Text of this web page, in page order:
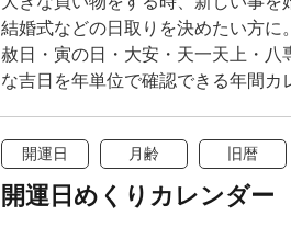
結婚式などの日取りを決めたい方に
赦日・寅の日・大安・天一天上・八
な吉日を年単位で確認できる年間カ
開運日 月齢 旧暦
開運日めくりカレンダー